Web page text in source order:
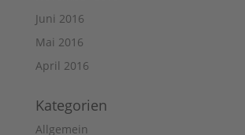
Juni 2016
Mai 2016
April 2016
Kategorien
Allgemein